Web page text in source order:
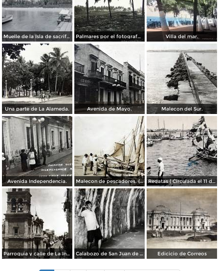
Muelle de la Isla de sacrificios. Palmares por el fotografo Hugo Brehme. Villa del mar.
Una parte de La Alameda. Avenida de Mayo. Malecon del Sur.
Avenida Independencia. Malecon de pescadores. ( Circulada el 12 de Agosto de 1911 ). Regatas ( Circulada el 11 de Abril de 1926 ).
Parroquia y calle de La Independencia. Calabozo de San Juan de Ulua. Edicicio de Correos